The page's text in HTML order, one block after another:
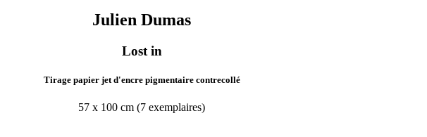
Julien Dumas
Lost in
Tirage papier jet d'encre pigmentaire contrecollé
57 x 100 cm (7 exemplaires)